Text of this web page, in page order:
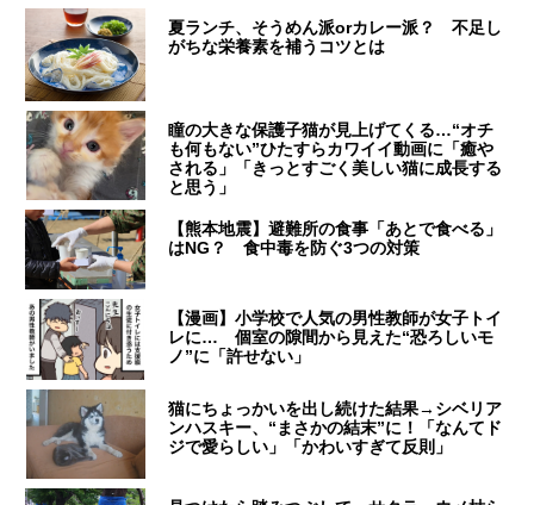
夏ランチ、そうめん派orカレー派？ 不足し
がちな栄養素を補うコツとは
瞳の大きな保護子猫が見上げてくる…“オチ
も何もない”ひたすらカワイイ動画に「癒や
される」「きっとすごく美しい猫に成長する
と思う」
【熊本地震】避難所の食事「あとで食べる」
はNG？ 食中毒を防ぐ3つの対策
【漫画】小学校で人気の男性教師が女子トイ
レに… 個室の隙間から見えた“恐ろしいモ
ノ”に「許せない」
猫にちょっかいを出し続けた結果→シベリア
ンハスキー、“まさかの結末”に！「なんてド
ジで愛らしい」「かわいすぎて反則」